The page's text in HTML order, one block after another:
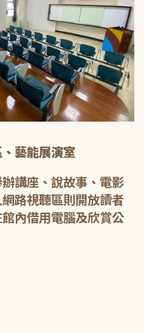
藝能展演室
講座、說故事、電影
路視聽區則開放讀者
內借用電腦及欣賞公